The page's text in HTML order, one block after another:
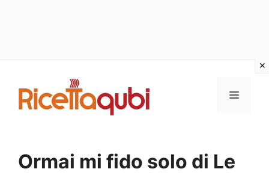
contenuto
MENU
Ormai mi fido solo di Le